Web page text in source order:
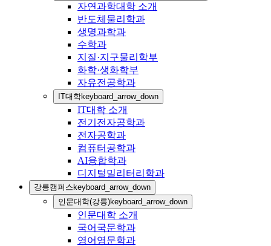
자연과학대학 소개
반도체물리학과
생명과학과
수학과
지질·지구물리학부
화학·생화학부
자유전공학과
IT대학keyboard_arrow_down
IT대학 소개
전기전자공학과
전자공학과
컴퓨터공학과
AI융합학과
디지털밀리터리학과
강릉캠퍼스keyboard_arrow_down
인문대학(강릉)keyboard_arrow_down
인문대학 소개
국어국문학과
영어영문학과